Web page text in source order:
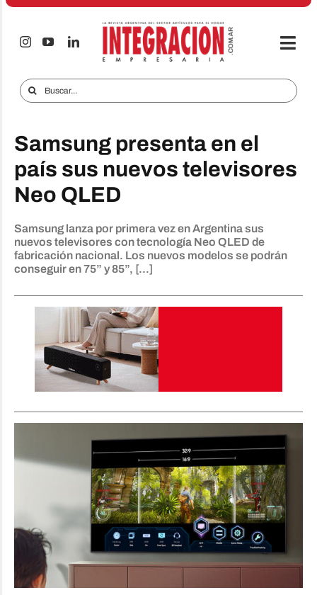
Saltar
Audio & TV
iTECNO
Celulares
Informes Especiales
Anuncie
Contacto
Buscar:
Samsung presenta en el
país sus nuevos televisores
Neo QLED
Samsung lanza por primera vez en Argentina sus
nuevos televisores con tecnología Neo QLED de
fabricación nacional. Los nuevos modelos se podrán
conseguir en 75” y 85”, [...]